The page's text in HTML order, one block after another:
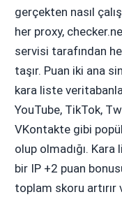
gerçekten nasıl
her proxy,
servisi tarafından
taşır. Puan iki ana
kara liste
YouTube, TikTok,
VKontakte gibi
olup olmadığı.
bir IP +2 puan
toplam skoru artırır